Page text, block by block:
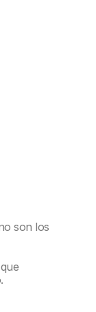
son los